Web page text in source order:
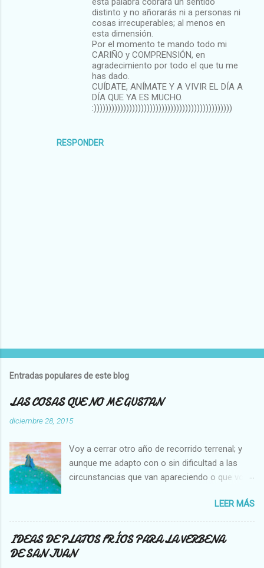
RESPONDER
distinto y no añorarás ni a personas ni
cosas irrecuperables; al menos en
esta dimensión.
Por el momento te mando todo mi
CARIÑO y COMPRENSIÓN, en
agradecimiento por todo el que tu me
has dado.
CUÍDATE, ANÍMATE Y A VIVIR EL DÍA A
DÍA QUE YA ES MUCHO.
:)))))))))))))))))))))))))))))))))))))))))))))))
l
c
a
r
n
c
o
m
e
n
r
i
o
Entradas populares de este blog
LAS COSAS QUE NO ME GUSTAN
diciembre 28, 2015
Voy a cerrar otro año de recorrido terrenal; y
aunque me adapto con o sin dificultad a las
circunstancias que van apareciendo o que voy
es decir que para mi son inamovibles, y os voy
a contar cuales son: NO ME GUSTA VER A UNA
MOSCA O UNA ABEJA DENTRO DE MI CASA, Y
NO SOPORTO MATARLAS. NO ME GUSTA QUE
LEER MÁS
IDEAS DE PLATOS FRÍOS PARA LA VERBENA
DE SAN JUAN